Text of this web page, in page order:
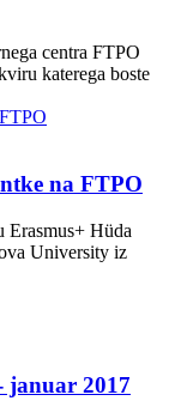
centra FTPO
katerega boste
na FTPO
Erasmus+ Hüda
University iz
januar 2017